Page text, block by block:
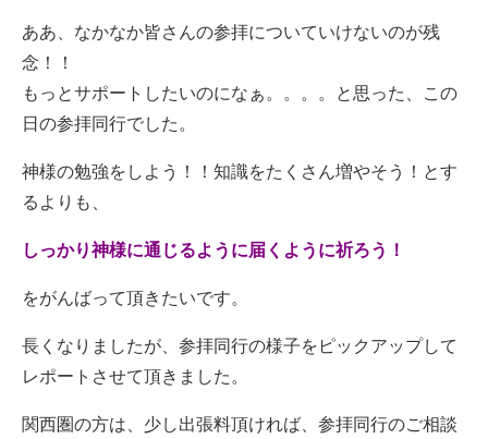
ああ、なかなか皆さんの参拝についていけないのが残
念！！
もっとサポートしたいのになぁ。。。。と思った、この
日の参拝同行でした。
神様の勉強をしよう！！知識をたくさん増やそう！とす
るよりも、
しっかり神様に通じるように届くように祈ろう！
をがんばって頂きたいです。
長くなりましたが、参拝同行の様子をピックアップして
レポートさせて頂きました。
関西圏の方は、少し出張料頂ければ、参拝同行のご相談